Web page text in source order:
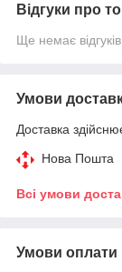
Відгуки про
Ще немає
Умови
Доставка
Нова Пошта
Всі умови
Умови оплати